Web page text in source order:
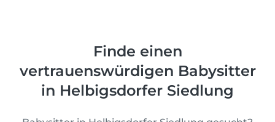
Finde einen
vertrauenswürdigen Babysitter
in Helbigsdorfer Siedlung